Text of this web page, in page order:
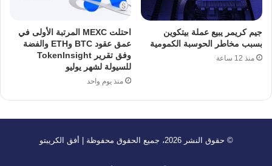
جيم كريمر يبيع عملة بيتكوين
بسبب مخاطر الحوسبة الكمومية
منذ 12 ساعة
احتلت MEXC المرتبة الأولى في
عمق عقود BTC وETH والفضة
وفق تقرير TokenInsight
للسيولة لشهر يوليو
منذ يوم واحد
© حقوق النشر 2026، جميع الحقوق محفوظة | أفق الكريبتو